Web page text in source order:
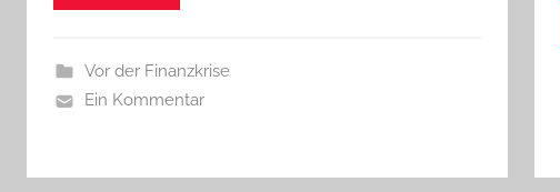
Vor der Finanzkrise
Ein Kommentar